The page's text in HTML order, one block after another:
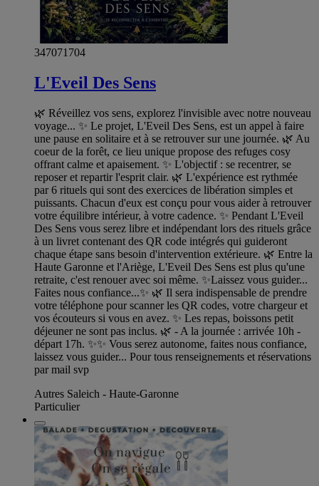
347071704
L'Eveil Des Sens
🌿 Réveillez vos sens, explorez l'invisible avec notre nouveau
voyage... ✨ Le projet, L'Eveil Des Sens, est un appel à faire
une pause en solitaire et à se retrouver sur une journée. 🌿 Au
coeur de la forêt, ce lieu unique propose des refuges cosy
offrant calme et apaisement. ✨ L'objectif : se recentrer, se
reposer et repartir l'esprit clair. 🌿 L'expérience est rythmée
par 6 rituels qui sont des exercices de libération simples et
puissants. Chacun d'eux est conçu pour vous aider à retrouver
votre équilibre intérieur, à votre cadence. ✨ Pendant L'Eveil
Des Sens vous serez libre et indépendant lors des rituels grâce
à un livret contenant des QR code intégrés qui guideront
chaque étape sans besoin d'intervention extérieure. 🌿 Entre la
Haute Garonne et l'Ariège, L'Eveil Des Sens est plus qu'une
retraite, c'est renouer avec soi même. ✨Laissez vous guider...
Faites nous confiance...✨ 🌿 Il sera indispensable de prendre
votre téléphone pour scanner les QR codes, votre chargeur et
vos écouteurs si vous en avez. ✨ Les repas, boissons petit
déjeuner ne sont pas inclus. 🌿 - A la journée : arrivée 10h -
départ 17h. ✨✨ Vous serez autonome, faites nous confiance,
laissez vous guider... Pour tous renseignements et réservations
par mail svp
Autres Saleich - Haute-Garonne
Particulier